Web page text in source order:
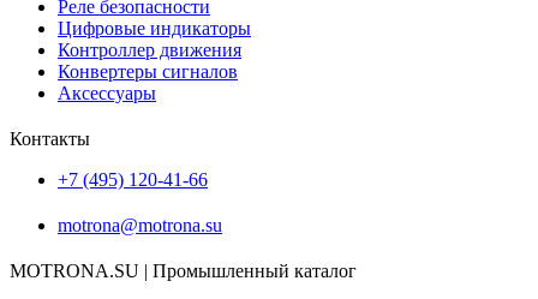
Реле безопасности
Цифровые индикаторы
Контроллер движения
Конвертеры сигналов
Аксессуары
Контакты
+7 (495) 120-41-66
motrona@motrona.su
MOTRONA.SU | Промышленный каталог